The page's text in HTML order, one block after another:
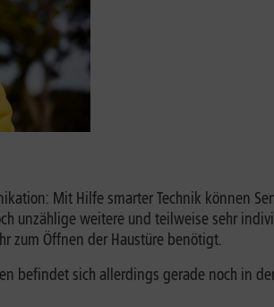
Mit Hilfe smarter Technik können
unzählige weitere und teilweise sehr
zum Öffnen der Haustüre benötigt.
befindet sich allerdings gerade noch in